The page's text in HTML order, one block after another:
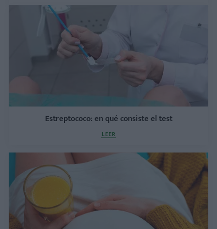
Estreptococo: en qué consiste el test
LEER